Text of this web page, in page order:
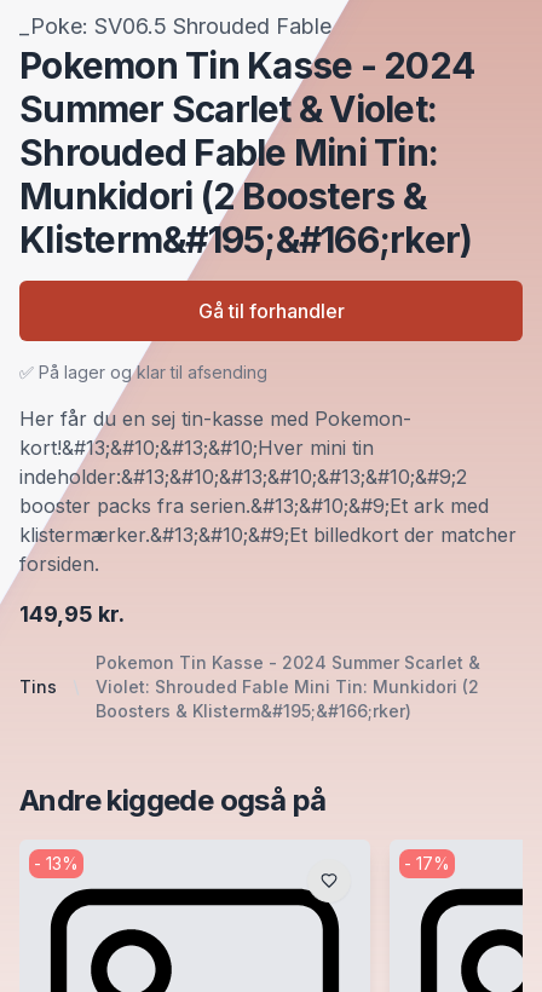
_Poke: SV06.5 Shrouded Fable
Pokemon Tin Kasse - 2024
Summer Scarlet & Violet:
Shrouded Fable Mini Tin:
Munkidori (2 Boosters &
Klisterm&#195;&#166;rker)
Tins
Pokemon Tin Kasse - 2024 Summer Scarlet &
Violet: Shrouded Fable Mini Tin: Munkidori (2
Boosters & Klisterm&#195;&#166;rker)
149,95 kr.
Her får du en sej tin-kasse med Pokemon-
kort!&#13;&#10;&#13;&#10;Hver mini tin
indeholder:&#13;&#10;&#13;&#10;&#13;&#10;&#9;2
booster packs fra serien.&#13;&#10;&#9;Et ark med
klistermærker.&#13;&#10;&#9;Et billedkort der matcher
forsiden.
✅ På lager og klar til afsending
Gå til forhandler
Andre kiggede også på
- 13% - 17%